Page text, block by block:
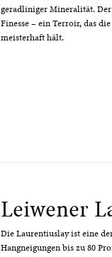
geradliniger Mineralität.
Finesse – ein Terroir, das
meisterhaft hält.
Leiwener
Die Laurentiuslay ist eine
Hangneigungen bis zu 80